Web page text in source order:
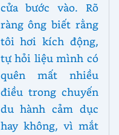
cửa bước vào. Rõ
ràng ông biết rằng
tôi hơi kích động,
tự hỏi liệu mình có
quên mất nhiều
điều trong chuyến
du hành cảm dục
hay không, vì mắt